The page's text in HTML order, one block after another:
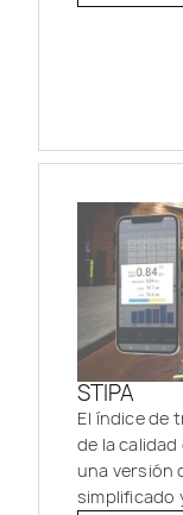
STIPA
El índice de
de la calidad
una versión
simplificado